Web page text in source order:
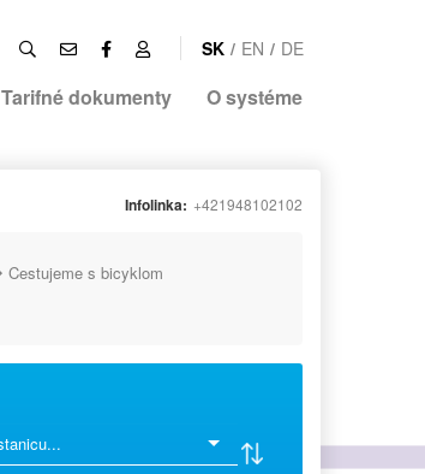
SK / EN / DE
Tarifné dokumenty O systéme
Infolinka: +421948102102
Cestujeme s bicyklom